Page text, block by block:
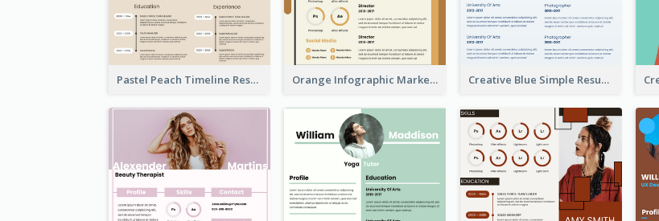
Pastel Peach Timeline Resume Orange Infographic Market Analyst Resume Creative Blue Simple Resume